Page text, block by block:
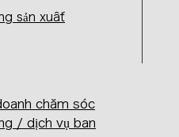
sản xuất
chăm sóc
/ dịch vụ ban